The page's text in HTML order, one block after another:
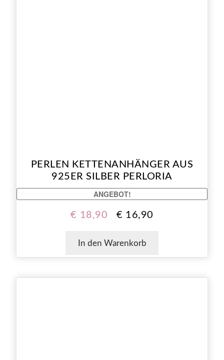
PERLEN KETTENANHÄNGER AUS
925ER SILBER PERLORIA
ANGEBOT!
€ 18,90 € 16,90
In den Warenkorb